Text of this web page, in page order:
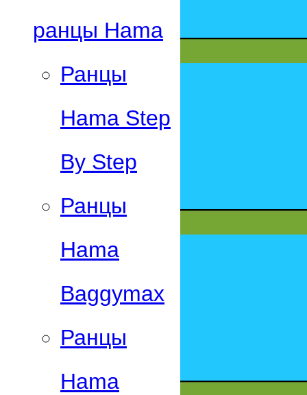
ранцы Hama
Ранцы
Hama Step
By Step
Ранцы
Hama
Baggymax
Ранцы
Hama